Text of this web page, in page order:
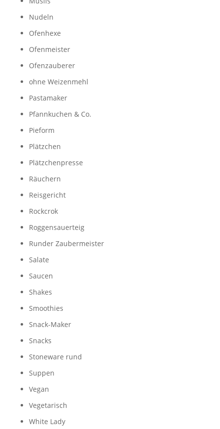
Nudeln
Ofenhexe
Ofenmeister
Ofenzauberer
ohne Weizenmehl
Pastamaker
Pfannkuchen & Co.
Pieform
Plätzchen
Plätzchenpresse
Räuchern
Reisgericht
Rockcrok
Roggensauerteig
Runder Zaubermeister
Salate
Saucen
Shakes
Smoothies
Snack-Maker
Snacks
Stoneware rund
Suppen
Vegan
Vegetarisch
White Lady